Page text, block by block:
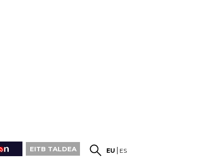
EITB TALDEA EU ES